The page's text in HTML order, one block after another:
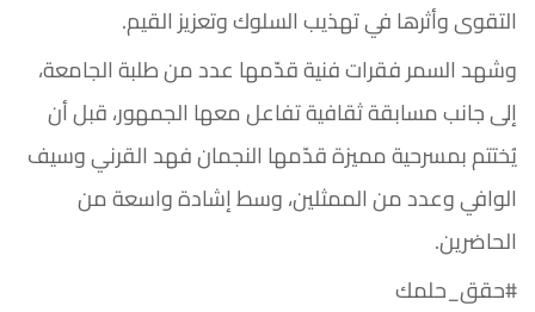
التقوى وأثرها في تهذيب السلوك وتعزيز القيم.
وشهد السمر فقرات فنية قدّمها عدد من طلبة الجامعة،
إلى جانب مسابقة ثقافية تفاعل معها الجمهور، قبل أن
يُختتم بمسرحية مميزة قدّمها النجمان فهد القرني وسيف
الوافي وعدد من الممثلين، وسط إشادة واسعة من
الحاضرين.
#حقق_حلمك